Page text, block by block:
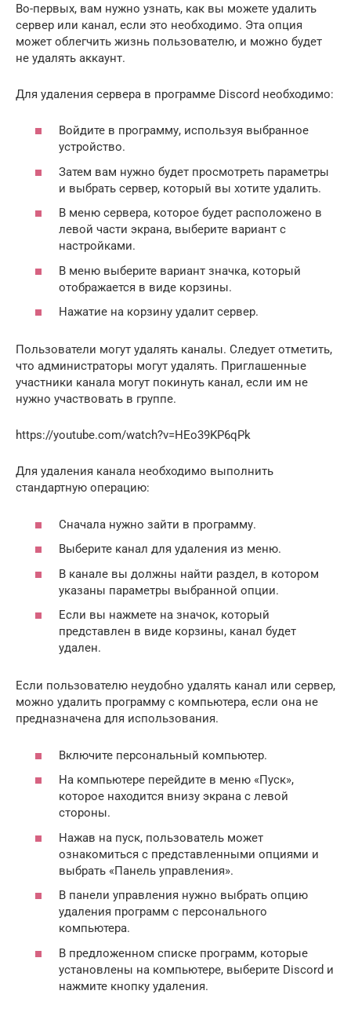
Во-первых, вам нужно узнать, как вы можете удалить
сервер или канал, если это необходимо. Эта опция
может облегчить жизнь пользователю, и можно будет
не удалять аккаунт.
Для удаления сервера в программе Discord необходимо:
Войдите в программу, используя выбранное
устройство.
Затем вам нужно будет просмотреть параметры
и выбрать сервер, который вы хотите удалить.
В меню сервера, которое будет расположено в
левой части экрана, выберите вариант с
настройками.
В меню выберите вариант значка, который
отображается в виде корзины.
Нажатие на корзину удалит сервер.
Пользователи могут удалять каналы. Следует отметить,
что администраторы могут удалять. Приглашенные
участники канала могут покинуть канал, если им не
нужно участвовать в группе.
https://youtube.com/watch?v=HEo39KP6qPk
Для удаления канала необходимо выполнить
стандартную операцию:
Сначала нужно зайти в программу.
Выберите канал для удаления из меню.
В канале вы должны найти раздел, в котором
указаны параметры выбранной опции.
Если вы нажмете на значок, который
представлен в виде корзины, канал будет
удален.
Если пользователю неудобно удалять канал или сервер,
можно удалить программу с компьютера, если она не
предназначена для использования.
Включите персональный компьютер.
На компьютере перейдите в меню «Пуск»,
которое находится внизу экрана с левой
стороны.
Нажав на пуск, пользователь может
ознакомиться с представленными опциями и
выбрать «Панель управления».
В панели управления нужно выбрать опцию
удаления программ с персонального
компьютера.
В предложенном списке программ, которые
установлены на компьютере, выберите Discord и
нажмите кнопку удаления.